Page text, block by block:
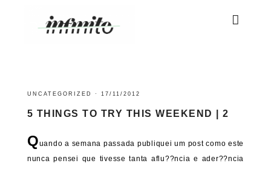
UNCATEGORIZED · 17/11/2012
5 THINGS TO TRY THIS WEEKEND | 2
Quando a semana passada publiquei um post como este
nunca pensei que tivesse tanta aflu??ncia e ader??ncia